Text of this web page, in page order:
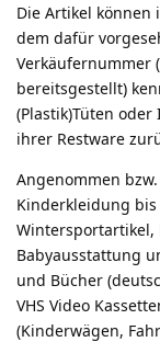
Die Artikel können
dem dafür
Verkäufernummer
bereitsgestellt)
(Plastik)Tüten
ihrer Restware
Angenommen
Kinderkleidung bis
Wintersportartikel,
Babyausstattung
und Bücher
VHS Video
(Kinderwägen,